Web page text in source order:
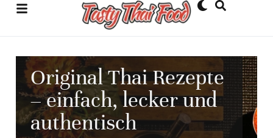
Original Thai Rezepte
– einfach, lecker und
authentisch